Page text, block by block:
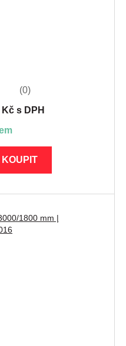
(0)
s DPH
KOUPIT
1800 mm |